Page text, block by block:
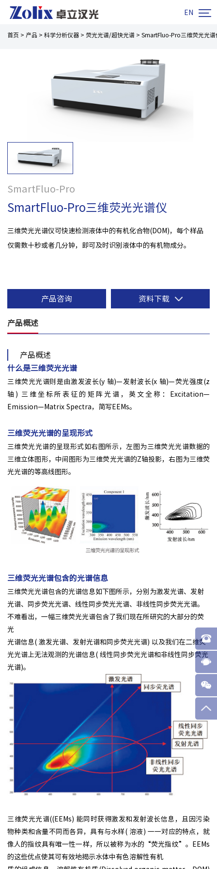
EN 
首页 > 产品 > 科学分析仪器 > 荧光光谱/超快光谱 > SmartFluo-Pro三维荧光光谱
SmartFluo-Pro
SmartFluo-Pro三维荧光光谱仪
三维荧光光谱仪可快速检测液体中的有机化合物(DOM)，每个样品
仅需数十秒或者几分钟，即可及时识别液体中的有机物成分。
产品咨询 资料下载
产品概述
产品概述
什么是三维荧光光谱
三维荧光光谱则是由激发波长(y 轴)—发射波长(x 轴)—荧光强度(z
轴) 三维坐标所表征的矩阵光谱，英文全称：Excitation—
Emission—Matrix Spectra，简写EEMs。
三维荧光光谱的呈现形式
三维荧光光谱的呈现形式如右图所示，左图为三维荧光光谱数据的
三维立体图形，中间图形为三维荧光光谱的Z轴投影，右图为三维荧
光光谱的等高线图形。
三维荧光光谱包含的光谱信息
三维荧光光谱包含的光谱信息如下图所示，分别为激发光谱、发射
光谱、同步荧光光谱、线性同步荧光光谱、非线性同步荧光光谱。
不难看出，一幅三维荧光光谱包含了我们现在所研究的大部分的荧
光
光谱信息( 激发光谱、发射光谱和同步荧光光谱) 以及我们在二维荧
光光谱上无法观测的光谱信息( 线性同步荧光光谱和非线性同步荧光
光谱)。
三维荧光光谱((EEMs) 能同时获得激发和发射波长信息，且因污染
物种类和含量不同而各异，具有与水样( 溶液) 一一对应的特点，就
像人的指纹具有唯一性一样，所以被称为水的“荧光指纹”。EEMs
的这些优点使其可有效地揭示水体中有色溶解性有机